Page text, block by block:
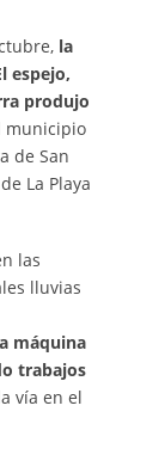
la
espejo,
produjo
municipio
de San
La Playa
las
lluvias
máquina
trabajos
vía en el